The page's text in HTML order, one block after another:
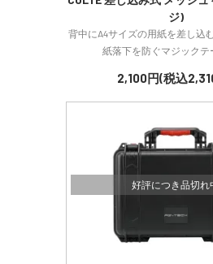
ジ)
背中にA4サイズの用紙を差し込
紙落下を防ぐマジックテ
2,100円(税込
好評につき品切れ